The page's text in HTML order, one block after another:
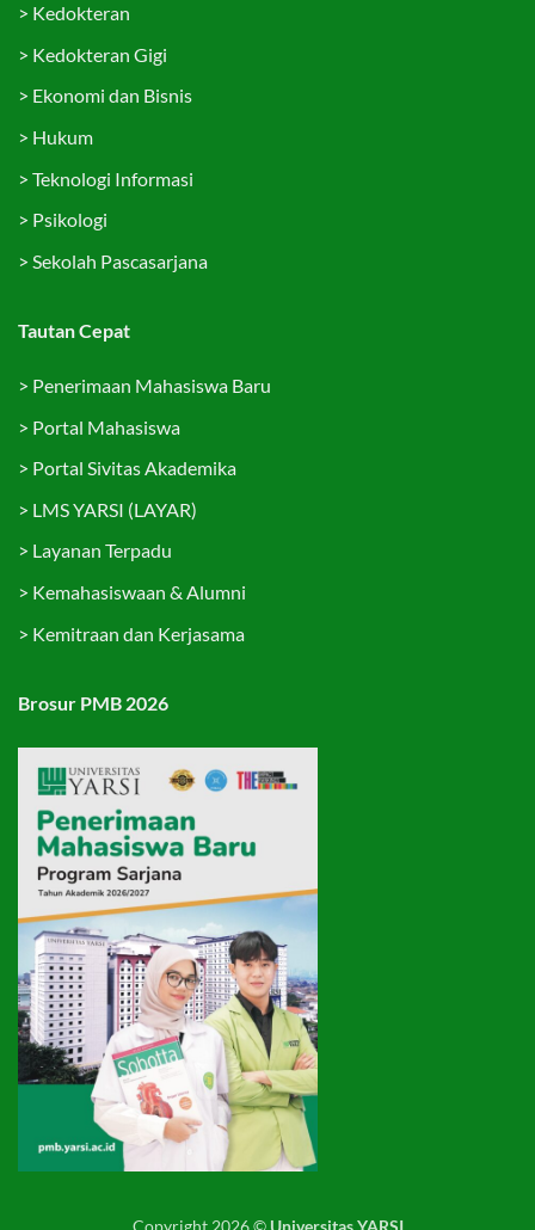
> Kedokteran
> Kedokteran Gigi
> Ekonomi dan Bisnis
> Hukum
> Teknologi Informasi
> Psikologi
> Sekolah Pascasarjana
Tautan Cepat
> Penerimaan Mahasiswa Baru
> Portal Mahasiswa
> Portal Sivitas Akademika
> LMS YARSI (LAYAR)
> Layanan Terpadu
> Kemahasiswaan & Alumni
> Kemitraan dan Kerjasama
Brosur PMB 2026
Copyright 2026 © Universitas YARSI